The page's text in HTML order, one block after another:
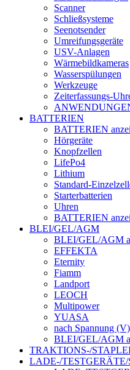
Scanner
Schließsysteme
Seenotsender
Umreifungsgeräte
USV-Anlagen
Wärmebildkameras
Wasserspülungen
Werkzeuge
Zeiterfassungs-
BATTERIEN
BATTERIEN
Hörgeräte
Knopfzellen
LifePo4
Lithium
Standard-
Starterbatterien
Uhren
BATTERIEN
BLEI/GEL/AGM
BLEI/GEL/AGM
EFFEKTA
Eternity
Fiamm
Landport
LEOCH
Multipower
YUASA
nach Spannung (V)
BLEI/GEL/AGM
TRAKTIONS-/
LADE-/